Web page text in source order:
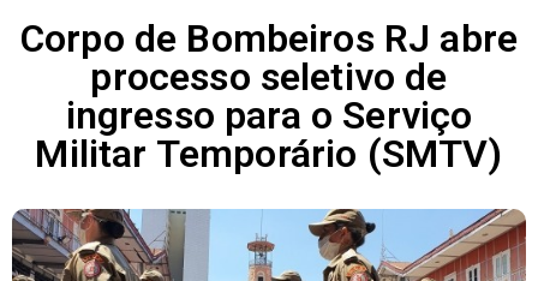
Corpo de Bombeiros RJ abre
processo seletivo de
ingresso para o Serviço
Militar Temporário (SMTV)